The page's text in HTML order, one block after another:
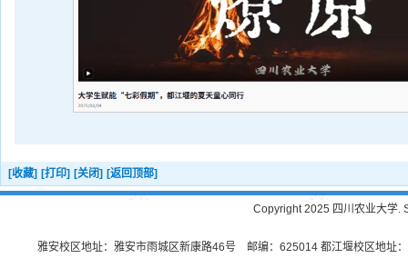
[收藏] [打印] [关闭] [返回顶部]
Copyright 2025 四川农业大学.
雅安校区地址：雅安市雨城区新康路46号 邮编：625014 都江堰校区地址